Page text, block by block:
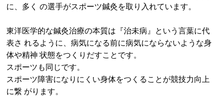
に、多く の選手がスポーツ鍼灸を取り入れています。
東洋医学的な鍼灸治療の本質は『治未病』という言葉に代
表さ れるように、病気になる前に病気にならないような身
体や精神 状態をつくりだすことです。
スポーツも同じです。
スポーツ障害になりにくい身体をつくることが競技力向上
に繋 がります。